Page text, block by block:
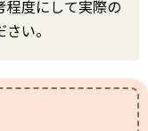
程度にして実際の
い。